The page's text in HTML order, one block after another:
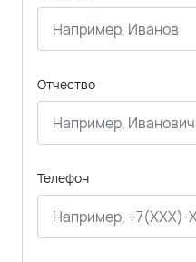
Отчество
Телефон